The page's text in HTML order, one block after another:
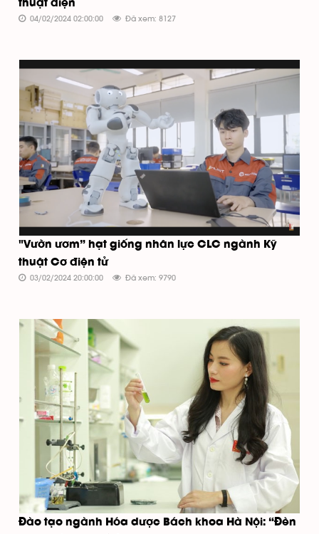
thuật điện
04/02/2024 02:00:00 Đã xem: 8127
"Vườn ươm” hạt giống nhân lực CLC ngành Kỹ
thuật Cơ điện tử
03/02/2024 20:00:00 Đã xem: 9790
Đào tạo ngành Hóa dược Bách khoa Hà Nội: “Đèn